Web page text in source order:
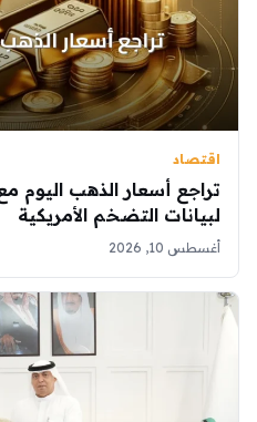
اقتصاد
تراجع أسعار الذهب اليوم
لبيانات التضخم الأمريكية
أغسطس 10, 2026